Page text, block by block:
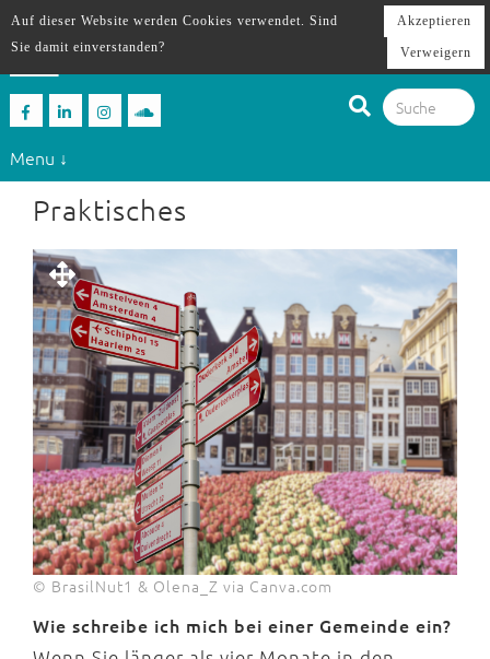
Menu ↓
Praktisches
© BrasilNut1 & Olena_Z via Canva.com
Wie schreibe ich mich bei einer Gemeinde ein?
Auf dieser Website werden Cookies verwendet. Sind
Sie damit einverstanden?
Akzeptieren
Verweigern